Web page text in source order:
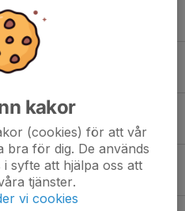
flyttat till nya hemsidor!
25/26
kakor
(cookies) för att vår
bra för dig. De används
syfte att hjälpa oss att
tjänster.
vi cookies